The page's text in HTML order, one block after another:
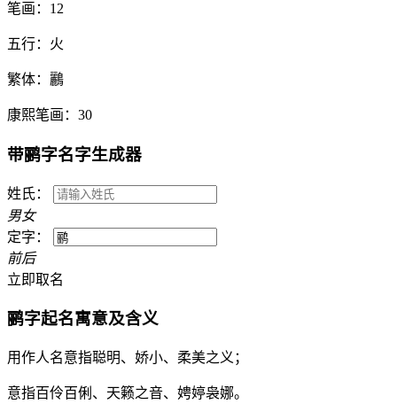
笔画： 12
五行： 火
繁体： 鸝
康熙笔画： 30
带鹂字名字生成器
姓氏：
男女
定字：
前后
立即取名
鹂字起名寓意及含义
用作人名意指聪明、娇小、柔美之义；
意指百伶百俐、天籁之音、娉婷袅娜。